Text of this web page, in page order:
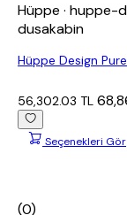
Hüppe ·
dusakabin
Hüppe Design
56,302.03 TL
Seçenekleri Gör
(0)